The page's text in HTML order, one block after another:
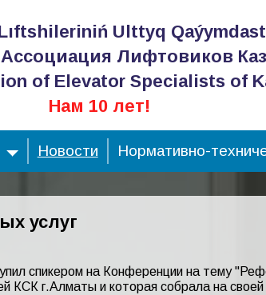
Ulttyq
Лифтовиков
of Elevator Specialists of
Нам 10 лет!
Новости Нормативно-
услуг
спикером на Конференции на тему
КСК г.Алматы и которая собрала на